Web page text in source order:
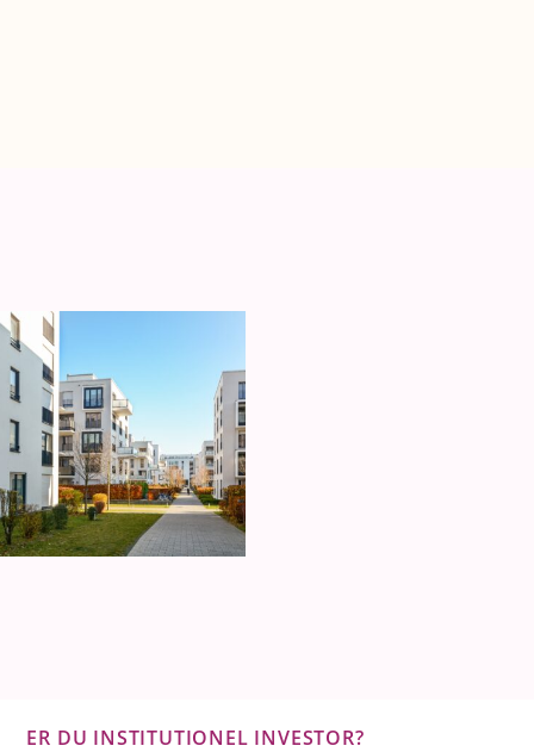
ER DU INSTITUTIONEL INVESTOR?